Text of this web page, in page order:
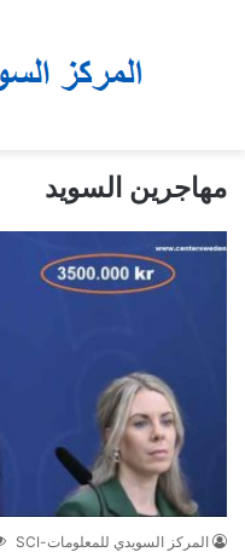
مهاجرين السويد
المركز السويدي للمعلومات-SCI